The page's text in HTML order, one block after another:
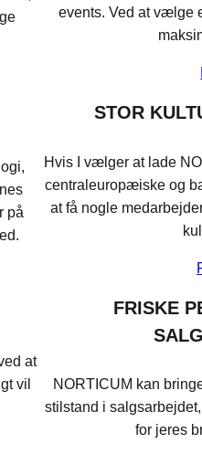
på
at
vil
events. Ved at vælge
STOR
Hvis I vælger at lade
centraleuropæiske og
at få nogle
FRISKE
NORTICUM kan
stilstand i
for jeres